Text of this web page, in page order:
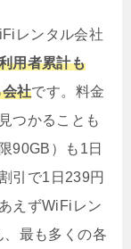
レンタル会社
用者累計も
社です。料金
つかることも
90GB）も1日
引で1日239円
えずWiFiレン
最も多くの各